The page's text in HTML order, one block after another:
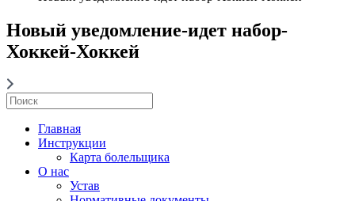
Новый уведомление-идет набор-
Хоккей-Хоккей
Главная
Инструкции
Карта болельщика
О нас
Устав